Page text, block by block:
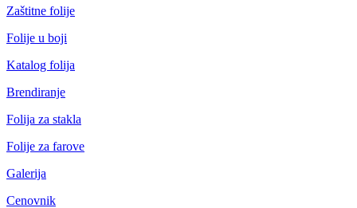
Zaštitne folije
Folije u boji
Katalog folija
Brendiranje
Folija za stakla
Folije za farove
Galerija
Cenovnik